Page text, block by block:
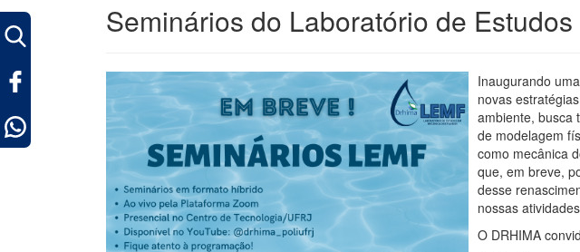
Seminários do Laboratório de
Inaugurando
novas
ambiente, busca
de modelagem
como mecânica
que, em breve,
desse
nossas
O DRHIMA